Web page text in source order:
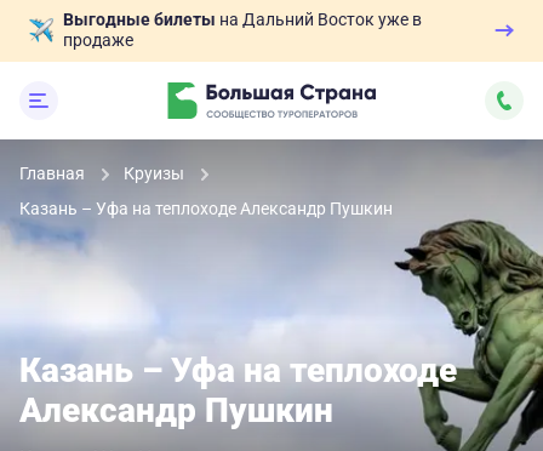
Выгодные билеты на Дальний Восток уже в
продаже
Главная
Круизы
Казань – Уфа на теплоходе Александр Пушкин
Казань – Уфа на теплоходе
Александр Пушкин